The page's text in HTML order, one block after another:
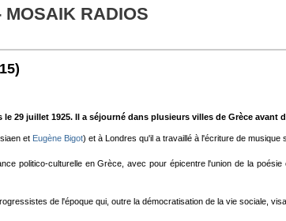
RADIOS
29 juillet 1925. Il a séjourné dans plusieurs villes de Grèce avant
et Eugène Bigot) et à Londres qu'il a travaillé à l'écriture de musique
politico-culturelle en Grèce, avec pour épicentre l'union de la
de l'époque qui, outre la démocratisation de la vie sociale,